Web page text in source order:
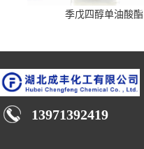
季戊四醇单油酸酯
13971392419